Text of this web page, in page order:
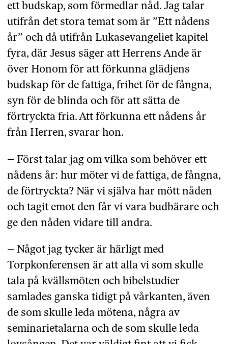
ett budskap, som förmedlar nåd. Jag talar
utifrån det stora temat som är ”Ett nådens
år” och då utifrån Lukasevangeliet kapitel
fyra, där Jesus säger att Herrens Ande är
över Honom för att förkunna glädjens
budskap för de fattiga, frihet för de fångna,
syn för de blinda och för att sätta de
förtryckta fria. Att förkunna ett nådens år
från Herren, svarar hon.
– Först talar jag om vilka som behöver ett
nådens år: hur möter vi de fattiga, de fångna,
de förtryckta? När vi själva har mött nåden
och tagit emot den får vi vara budbärare och
ge den nåden vidare till andra.
– Något jag tycker är härligt med
Torpkonferensen är att alla vi som skulle
tala på kvällsmöten och bibelstudier
samlades ganska tidigt på vårkanten, även
de som skulle leda mötena, några av
seminarietalarna och de som skulle leda